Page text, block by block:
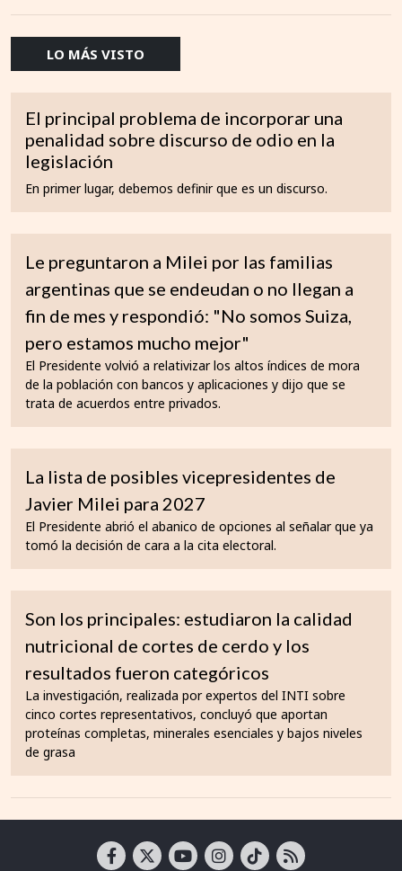
LO MÁS VISTO
El principal problema de incorporar una
penalidad sobre discurso de odio en la
legislación
En primer lugar, debemos definir que es un discurso.
Le preguntaron a Milei por las familias
argentinas que se endeudan o no llegan a
fin de mes y respondió: "No somos Suiza,
pero estamos mucho mejor"
El Presidente volvió a relativizar los altos índices de mora
de la población con bancos y aplicaciones y dijo que se
trata de acuerdos entre privados.
La lista de posibles vicepresidentes de
Javier Milei para 2027
El Presidente abrió el abanico de opciones al señalar que ya
tomó la decisión de cara a la cita electoral.
Son los principales: estudiaron la calidad
nutricional de cortes de cerdo y los
resultados fueron categóricos
La investigación, realizada por expertos del INTI sobre
cinco cortes representativos, concluyó que aportan
proteínas completas, minerales esenciales y bajos niveles
de grasa